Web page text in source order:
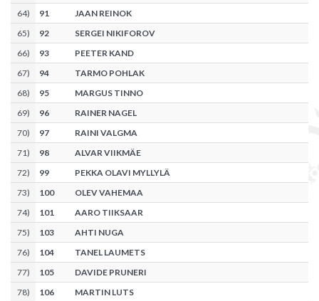
64) 91
JAAN REINOK
65) 92
SERGEI NIKIFOROV
66) 93
PEETER KAND
67) 94
TARMO POHLAK
68) 95
MARGUS TINNO
69) 96
RAINER NAGEL
70) 97
RAINI VALGMA
71) 98
ALVAR VIIKMÄE
72) 99
PEKKA OLAVI MYLLYLÄ
73) 100
OLEV VAHEMAA
74) 101
AARO TIIKSAAR
75) 103
AHTI NUGA
76) 104
TANEL LAUMETS
77) 105
DAVIDE PRUNERI
78) 106
MARTIN LUTS